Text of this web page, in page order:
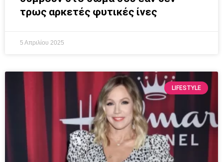
τρως αρκετές φυτικές ίνες
5 Απριλίου 2025
LIFESTYLE